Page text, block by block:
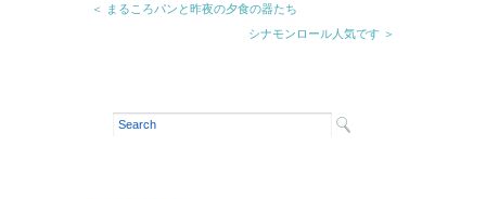
＜ まるころパンと昨夜の夕食の器たち
シナモンロール人気です ＞